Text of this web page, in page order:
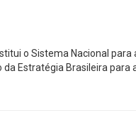
o Sistema Nacional
Estratégia Brasileira para